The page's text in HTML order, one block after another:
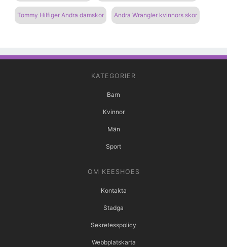
Tommy Hilfiger Andra damskor Andra Wrangler kvinnors skor
KATEGORIER
Barn
Kvinnor
Män
Sport
OM KEESHOES
Kontakta
Stadga
Sekretesspolicy
Webbplatskarta